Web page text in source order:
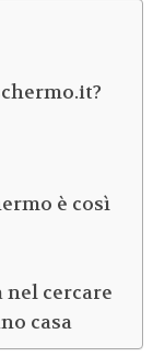
è così
cercare
casa